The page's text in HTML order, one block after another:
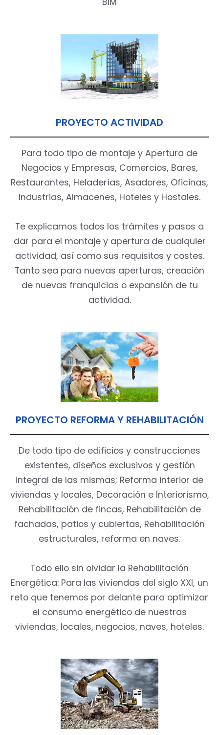
PROYECTO ACTIVIDAD
Para todo tipo de montaje y Apertura de
Negocios y Empresas, Comercios, Bares,
Restaurantes, Heladerías, Asadores, Oficinas,
Industrias, Almacenes, Hoteles y Hostales.
Te explicamos todos los trámites y pasos a
dar para el montaje y apertura de cualquier
actividad, así como sus requisitos y costes.
Tanto sea para nuevas aperturas, creación
de nuevas franquicias o expansión de tu
actividad.
PROYECTO REFORMA Y REHABILITACIÓN
De todo tipo de edificios y construcciones
existentes, diseños exclusivos y gestión
integral de las mismas; Reforma interior de
viviendas y locales, Decoración e Interiorismo,
Rehabilitación de fincas, Rehabilitación de
fachadas, patios y cubiertas, Rehabilitación
estructurales, reforma en naves.
Todo ello sin olvidar la Rehabilitación
Energética: Para las viviendas del siglo XXI, un
reto que tenemos por delante para optimizar
el consumo energético de nuestras
viviendas, locales, negocios, naves, hoteles.
Aceptar Política Privacidad*
Solicitar Asesoramiento